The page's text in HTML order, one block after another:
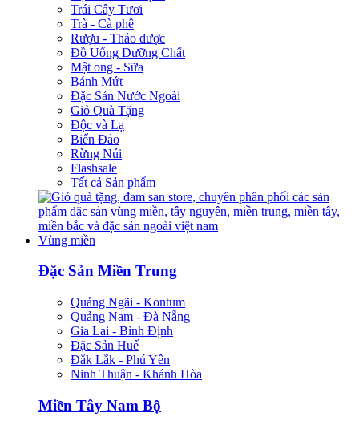
Trái Cây Tươi
Trà - Cà phê
Rượu - Thảo dược
Đồ Uống Dưỡng Chất
Mật ong - Sữa
Bánh Mứt
Đặc Sản Nước Ngoài
Giỏ Quà Tặng
Độc và Lạ
Biển Đảo
Rừng Núi
Flashsale
Tất cả Sản phẩm
Vùng miền
Đặc Sản Miền Trung
Quảng Ngãi - Kontum
Quảng Nam - Đà Nẵng
Gia Lai - Bình Định
Đặc Sản Huế
Đắk Lắk - Phú Yên
Ninh Thuận - Khánh Hòa
Miền Tây Nam Bộ